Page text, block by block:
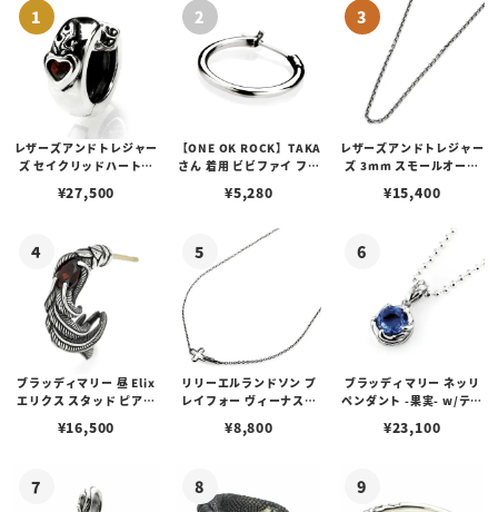
レザーズアンドトレジャー
ズ セイクリッドハートピ
¥27,500
【ONE OK ROCK】TAKA
さん 着用 ビビファイ フー
¥5,280
レザーズアンドトレジャー
ズ 3mm スモールオーバ
ブスタークラスプ＆LTロ
¥15,400
ブラッディマリー 昼 Elix
エリクス スタッド ピアス
¥16,500
リリーエルランドソン プ
レイフォー ヴィーナスチ
¥8,800
ブラッディマリー ネッリ
ペンダント -果実- w/ティ
¥23,100